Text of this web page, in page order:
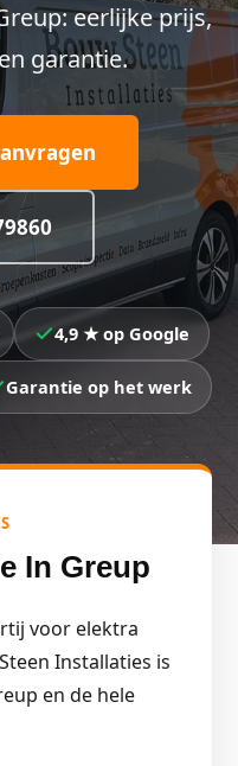
eerlijke prijs,
garantie.
4,9 ★ op Google
Garantie op het werk
In Greup
voor elektra
Installaties is
en de hele